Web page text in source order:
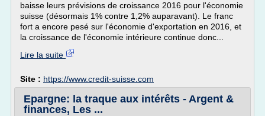
baisse leurs prévisions de croissance 2016 pour l'économie
suisse (désormais 1% contre 1,2% auparavant). Le franc
fort a encore pesé sur l'économie d'exportation en 2016, et
la croissance de l'économie intérieure continue donc...
Lire la suite
Site : https://www.credit-suisse.com
Epargne: la traque aux intérêts - Argent &
finances, Les ...